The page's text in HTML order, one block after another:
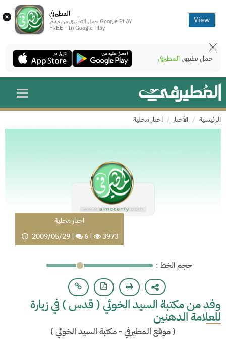
× المطيرفي
حمل التطبيق من متجر Google PLAY
FREE - In Google Play
View
حمل تطبيق المطيرفي
الرئيسية الأخبار اخبار محلية
اخبار محلية
2009/05/29| 6| 3973
: حجم الخط
وفد من مكتبة السيد الخوئي ( قدس ) في زيارة
للعلامة الدهنين
(موقع المطيرفي - مكتبة السيد الخوئي)